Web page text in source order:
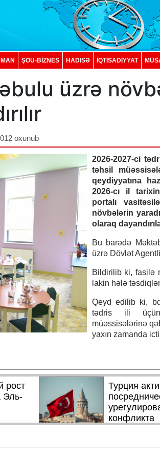
ŞOU-BİZNES HADISƏ İQTISADIYYAT
üzrə
oxunub
2026-2027-ci
təhsil
qeydiyyatına
2026-cı il
portalı
növbələrin
olaraq
Bu barədə
üzrə Dövlət
Bildirilib ki, fasilə
lakin hələ
Qeyd edilib ki,
tədris ili üçün
müəssisələrinə
yaxın zamanda